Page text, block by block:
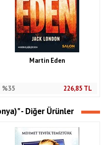
Martin Eden
%35 226,85 TL
- Diğer Ürünler